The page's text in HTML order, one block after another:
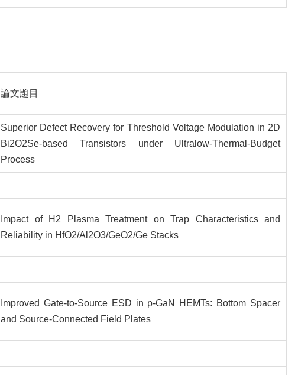
論文題目
Superior Defect Recovery for Threshold Voltage Modulation in 2D
Bi2O2Se-based Transistors under Ultralow-Thermal-Budget
Process
Impact of H2 Plasma Treatment on Trap Characteristics and
Reliability in HfO2/Al2O3/GeO2/Ge Stacks
Improved Gate-to-Source ESD in p-GaN HEMTs: Bottom Spacer
and Source-Connected Field Plates